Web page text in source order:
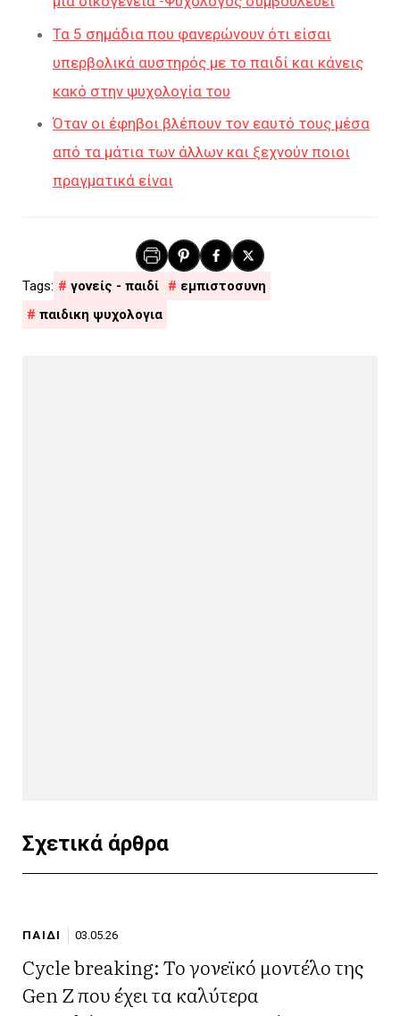
Τα 5 σημάδια που φανερώνουν ότι είσαι
υπερβολικά αυστηρός με το παιδί και κάνεις
κακό στην ψυχολογία του
Όταν οι έφηβοι βλέπουν τον εαυτό τους μέσα
από τα μάτια των άλλων και ξεχνούν ποιοι
πραγματικά είναι
γονείς - παιδί
εμπιστοσυνη
παιδικη ψυχολογια
Σχετικά άρθρα
ΠΑΙΔΙ 03.05.26
Cycle breaking: Το γονεϊκό μοντέλο της
Gen Z που έχει τα καλύτερα